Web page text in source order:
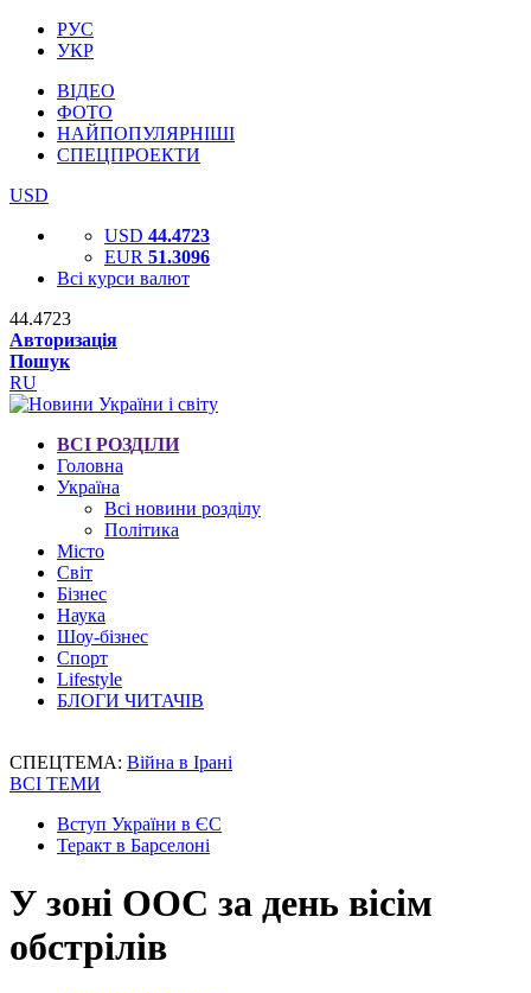
РУС
УКР
ВІДЕО
ФОТО
НАЙПОПУЛЯРНІШІ
СПЕЦПРОЕКТИ
USD
USD 44.4723
EUR 51.3096
Всі курси валют
44.4723
Авторизація
Пошук
RU
ВСІ РОЗДІЛИ
Головна
Україна
Всі новини розділу
Політика
Місто
Світ
Бізнес
Наука
Шоу-бізнес
Спорт
Lifestyle
БЛОГИ ЧИТАЧІВ
СПЕЦТЕМА: Війна в Ірані
ВСІ ТЕМИ
Вступ України в ЄС
Теракт в Барселоні
У зоні ООС за день вісім
обстрілів